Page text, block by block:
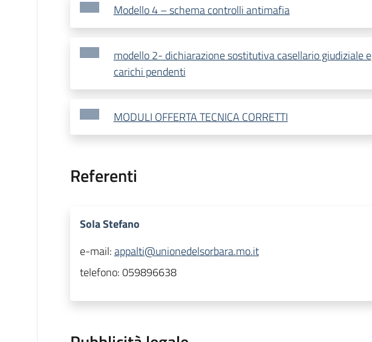
Modello 4 – schema controlli antimafia
modello 2- dichiarazione sostitutiva casellario giudiziale e
carichi pendenti
MODULI OFFERTA TECNICA CORRETTI
Referenti
Sola Stefano
e-mail:appalti@unionedelsorbara.mo.it
telefono:059896638